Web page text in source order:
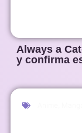
Always a
y confirma